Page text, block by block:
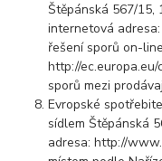
Štěpánská 567/15,
internetová
řešení sporů on-
http://
sporů mezi
Evropské
sídlem Štěpánská
adresa: http://